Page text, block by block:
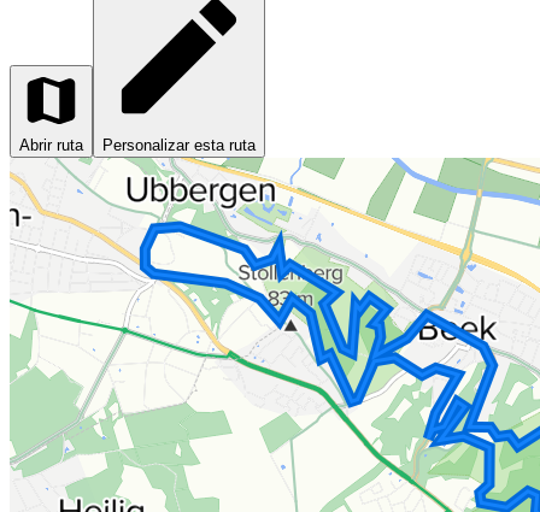
Abrir ruta Personalizar esta ruta